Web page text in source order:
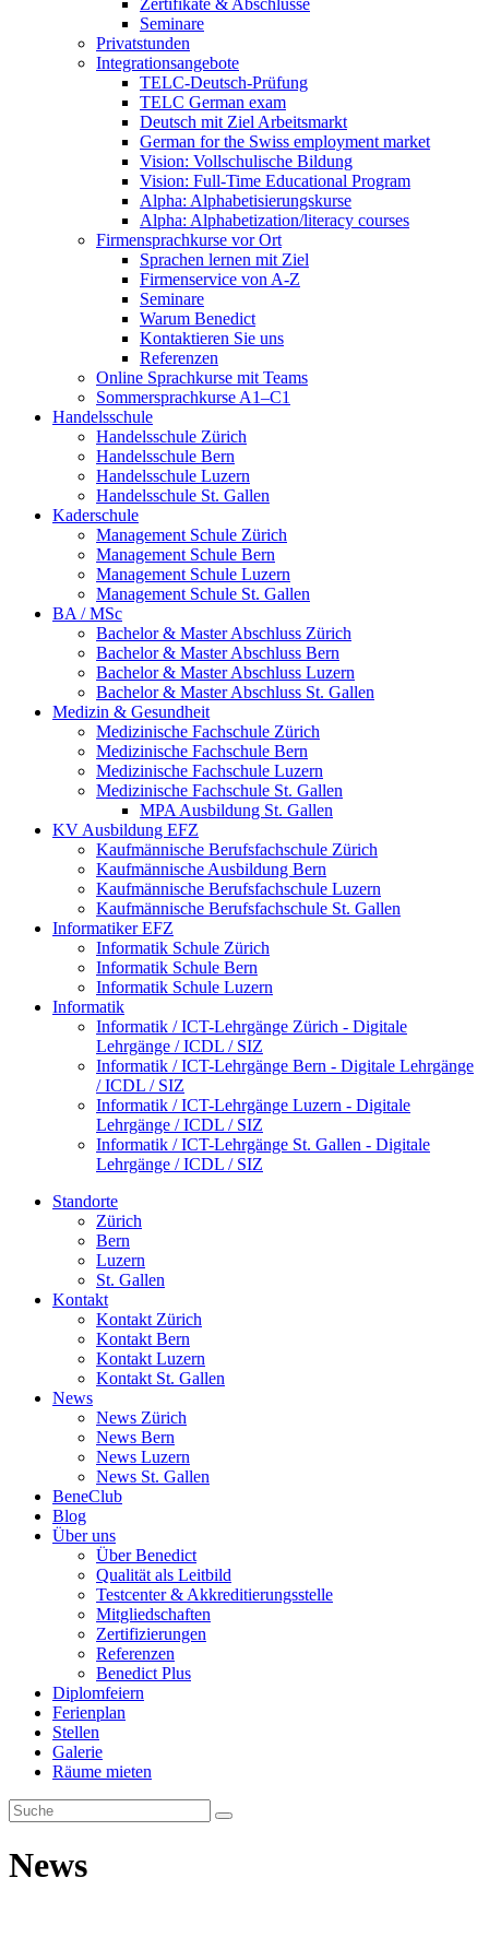
Zertifikate & Abschlüsse
Seminare
Privatstunden
Integrationsangebote
TELC-Deutsch-Prüfung
TELC German exam
Deutsch mit Ziel Arbeitsmarkt
German for the Swiss employment market
Vision: Vollschulische Bildung
Vision: Full-Time Educational Program
Alpha: Alphabetisierungskurse
Alpha: Alphabetization/literacy courses
Firmensprachkurse vor Ort
Sprachen lernen mit Ziel
Firmenservice von A-Z
Seminare
Warum Benedict
Kontaktieren Sie uns
Referenzen
Online Sprachkurse mit Teams
Sommersprachkurse A1–C1
Handelsschule
Handelsschule Zürich
Handelsschule Bern
Handelsschule Luzern
Handelsschule St. Gallen
Kaderschule
Management Schule Zürich
Management Schule Bern
Management Schule Luzern
Management Schule St. Gallen
BA / MSc
Bachelor & Master Abschluss Zürich
Bachelor & Master Abschluss Bern
Bachelor & Master Abschluss Luzern
Bachelor & Master Abschluss St. Gallen
Medizin & Gesundheit
Medizinische Fachschule Zürich
Medizinische Fachschule Bern
Medizinische Fachschule Luzern
Medizinische Fachschule St. Gallen
MPA Ausbildung St. Gallen
KV Ausbildung EFZ
Kaufmännische Berufsfachschule Zürich
Kaufmännische Ausbildung Bern
Kaufmännische Berufsfachschule Luzern
Kaufmännische Berufsfachschule St. Gallen
Informatiker EFZ
Informatik Schule Zürich
Informatik Schule Bern
Informatik Schule Luzern
Informatik
Informatik / ICT-Lehrgänge Zürich - Digitale
Lehrgänge / ICDL / SIZ
Informatik / ICT-Lehrgänge Bern - Digitale Lehrgänge
/ ICDL / SIZ
Informatik / ICT-Lehrgänge Luzern - Digitale
Lehrgänge / ICDL / SIZ
Informatik / ICT-Lehrgänge St. Gallen - Digitale
Lehrgänge / ICDL / SIZ
Standorte
Zürich
Bern
Luzern
St. Gallen
Kontakt
Kontakt Zürich
Kontakt Bern
Kontakt Luzern
Kontakt St. Gallen
News
News Zürich
News Bern
News Luzern
News St. Gallen
BeneClub
Blog
Über uns
Über Benedict
Qualität als Leitbild
Testcenter & Akkreditierungsstelle
Mitgliedschaften
Zertifizierungen
Referenzen
Benedict Plus
Diplomfeiern
Ferienplan
Stellen
Galerie
Räume mieten
News